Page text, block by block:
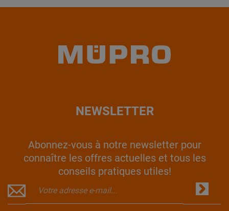
NEWSLETTER
Abonnez-vous à notre newsletter pour
connaître les offres actuelles et tous les
conseils pratiques utiles!